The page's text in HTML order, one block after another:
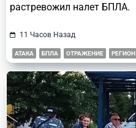
растревожил налет БПЛА.
11 Часов Назад
АТАКА БПЛА ОТРАЖЕНИЕ РЕГИОН